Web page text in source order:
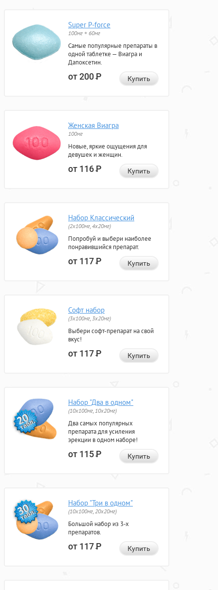
Super P-force
100мг + 60мг
Самые популярные препараты в
одной таблетке — Виагра и
Дапоксетин.
от 200Р Купить
Женская Виагра
100мг
Новые, яркие ощущения для
девушек и женщин.
от 116Р Купить
Набор Классический
(2x100мг, 4x20мг)
Попробуй и выбери наиболее
понравившийся препарат.
от 117Р Купить
Софт набор
(3x100мг, 3x20мг)
Выбери софт-препарат на свой
вкус!
от 117Р Купить
Набор "Два в одном"
(10x100мг, 10x20мг)
Два самых популярных
препарата для усиления
эрекции в одном наборе!
от 115Р Купить
Набор "Три в одном"
(10x100мг, 20x20мг)
Большой набор из 3-х
препаратов.
от 117Р Купить